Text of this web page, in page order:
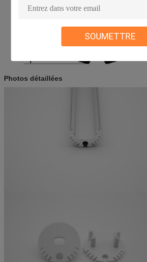
SOUMETTRE
Photos détaillées